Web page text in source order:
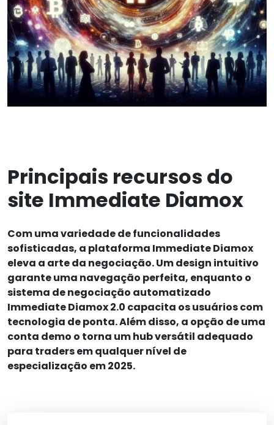
Principais recursos do
site Immediate Diamox
Com uma variedade de funcionalidades
sofisticadas, a plataforma Immediate Diamox
eleva a arte da negociação. Um design intuitivo
garante uma navegação perfeita, enquanto o
sistema de negociação automatizado
Immediate Diamox 2.0 capacita os usuários com
tecnologia de ponta. Além disso, a opção de uma
conta demo o torna um hub versátil adequado
para traders em qualquer nível de
especialização em 2025.